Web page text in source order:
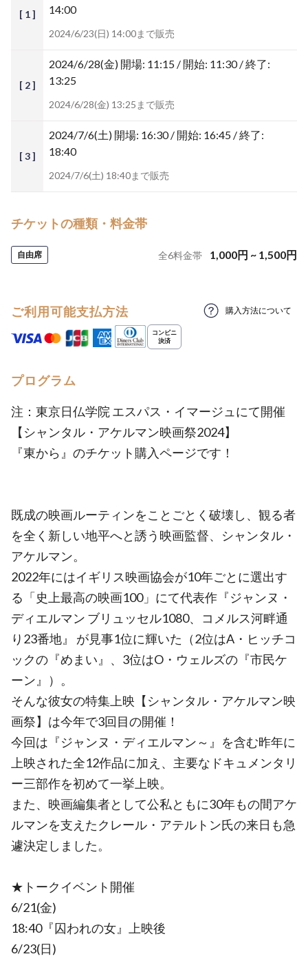
[ 1 ]
14:00
2024/6/23(日) 14:00まで販売
[ 2 ]
2024/6/28(金) 開場: 11:15 / 開始: 11:30 / 終了:
13:25
2024/6/28(金) 13:25まで販売
[ 3 ]
2024/7/6(土) 開場: 16:30 / 開始: 16:45 / 終了:
18:40
2024/7/6(土) 18:40まで販売
チケットの種類・料金帯
自由席 全6料金帯 1,000円 ~ 1,500円
ご利用可能支払方法 購入方法について
プログラム
注：東京日仏学院 エスパス・イマージュにて開催
【シャンタル・アケルマン映画祭2024】
『東から』のチケット購入ページです！
既成の映画ルーティンをことごとく破壊し、観る者
を全く新しい地平へと誘う映画監督、シャンタル・
アケルマン。
2022年にはイギリス映画協会が10年ごとに選出す
る「史上最高の映画100」にて代表作『ジャンヌ・
ディエルマン ブリュッセル1080、コメルス河畔通
り23番地』 が見事1位に輝いた（2位はA・ヒッチコ
ックの『めまい』、3位はO・ウェルズの『市民ケ
ーン』）。
そんな彼女の特集上映【シャンタル・アケルマン映
画祭】は今年で3回目の開催！
今回は『ジャンヌ・ディエルマン～』を含む昨年に
上映された全12作品に加え、主要なドキュメンタリ
ー三部作を初めて一挙上映。
また、映画編集者として公私ともに30年もの間アケ
ルマンを支えたクレール・アテルトン氏の来日も急
遽決定しました。
★トークイベント開催
6/21(金)
18:40『囚われの女』上映後
6/23(日)